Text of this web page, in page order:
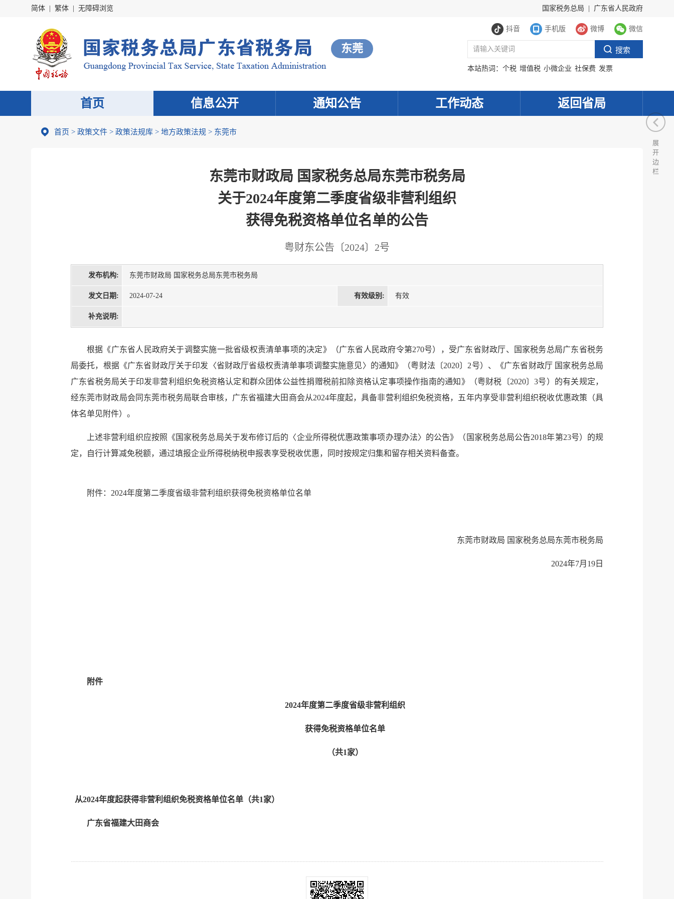
简体 繁体 无障碍浏览 国家税务总局 广东省人民政府
抖音 手机版 微博 微信
东莞
本站热词： 个税 增值税 小微企业 社保费 发票
首页 信息公开 通知公告 工作动态 返回省局
首页 > 政策文件 > 政策法规库 > 地方政策法规 > 东莞市
东莞市财政局 国家税务总局东莞市税务局
关于2024年度第二季度省级非营利组织
获得免税资格单位名单的公告
粤财东公告〔2024〕2号
发布机构: 东莞市财政局 国家税务总局东莞市税务局
发文日期: 2024-07-24 有效级别: 有效
补充说明:
根据《广东省人民政府关于调整实施一批省级权责清单事项的决定》（广东省人民政府令第270号），受广东省财政厅、国家税务总局广东省税务
局委托，根据《广东省财政厅关于印发〈省财政厅省级权责清单事项调整实施意见〉的通知》（粤财法〔2020〕2号）、《广东省财政厅 国家税务总局
广东省税务局关于印发非营利组织免税资格认定和群众团体公益性捐赠税前扣除资格认定事项操作指南的通知》（粤财税〔2020〕3号）的有关规定，
经东莞市财政局会同东莞市税务局联合审核，广东省福建大田商会从2024年度起，具备非营利组织免税资格，五年内享受非营利组织税收优惠政策（具
体名单见附件）。
上述非营利组织应按照《国家税务总局关于发布修订后的〈企业所得税优惠政策事项办理办法〉的公告》（国家税务总局公告2018年第23号）的规
定，自行计算减免税额，通过填报企业所得税纳税申报表享受税收优惠，同时按规定归集和留存相关资料备查。
附件：2024年度第二季度省级非营利组织获得免税资格单位名单
东莞市财政局 国家税务总局东莞市税务局
2024年7月19日
附件
2024年度第二季度省级非营利组织
获得免税资格单位名单
（共1家）
从2024年度起获得非营利组织免税资格单位名单（共1家）
广东省福建大田商会
展
开
边
栏